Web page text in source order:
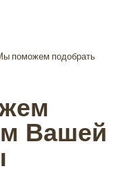
поможем подобрать
Вашей